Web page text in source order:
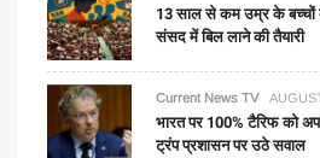
13 साल से कम उम्र के बच्चों
संसद में बिल लाने की तैयारी
Current News TV
भारत पर 100% टैरिफ को
ट्रंप प्रशासन पर उठे सवाल